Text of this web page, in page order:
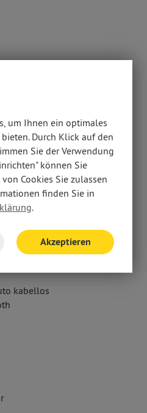
kabellos
um Ihnen ein optimales
Durch Klick auf den
Sie der Verwendung
können Sie
Cookies Sie zulassen
finden Sie in
.
Akzeptieren